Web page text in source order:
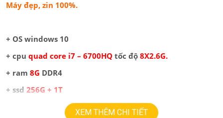
Máy đẹp, zin 100%.
+ OS windows 10
+ cpu quad core i7 – 6700HQ tốc độ 8X2.6G.
+ ram 8G DDR4
+ ssd 256G + 1T
led,Full HD IPS( 1920 x 1080
XEM THÊM CHI TIẾT